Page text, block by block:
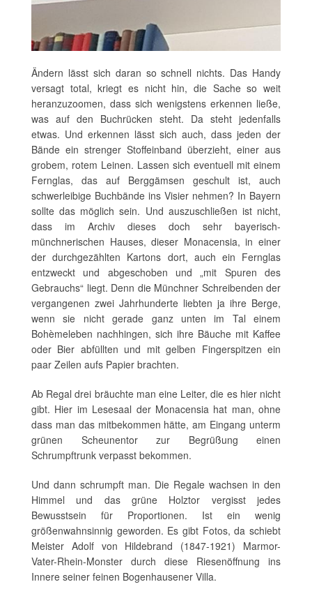
Ändern lässt sich daran so schnell nichts. Das Handy
versagt total, kriegt es nicht hin, die Sache so weit
heranzuzoomen, dass sich wenigstens erkennen ließe,
was auf den Buchrücken steht. Da steht jedenfalls
etwas. Und erkennen lässt sich auch, dass jeden der
Bände ein strenger Stoffeinband überzieht, einer aus
grobem, rotem Leinen. Lassen sich eventuell mit einem
Fernglas, das auf Berggämsen geschult ist, auch
schwerleibige Buchbände ins Visier nehmen? In Bayern
sollte das möglich sein. Und auszuschließen ist nicht,
dass im Archiv dieses doch sehr bayerisch-
münchnerischen Hauses, dieser Monacensia, in einer
der durchgezählten Kartons dort, auch ein Fernglas
entzweckt und abgeschoben und „mit Spuren des
Gebrauchs“ liegt. Denn die Münchner Schreibenden der
vergangenen zwei Jahrhunderte liebten ja ihre Berge,
wenn sie nicht gerade ganz unten im Tal einem
Bohèmeleben nachhingen, sich ihre Bäuche mit Kaffee
oder Bier abfüllten und mit gelben Fingerspitzen ein
paar Zeilen aufs Papier brachten.
Ab Regal drei bräuchte man eine Leiter, die es hier nicht
gibt. Hier im Lesesaal der Monacensia hat man, ohne
dass man das mitbekommen hätte, am Eingang unterm
grünen Scheunentor zur Begrüßung einen
Schrumpftrunk verpasst bekommen.
Und dann schrumpft man. Die Regale wachsen in den
Himmel und das grüne Holztor vergisst jedes
Bewusstsein für Proportionen. Ist ein wenig
größenwahnsinnig geworden. Es gibt Fotos, da schiebt
Meister Adolf von Hildebrand (1847-1921) Marmor-
Vater-Rhein-Monster durch diese Riesenöffnung ins
Innere seiner feinen Bogenhausener Villa.